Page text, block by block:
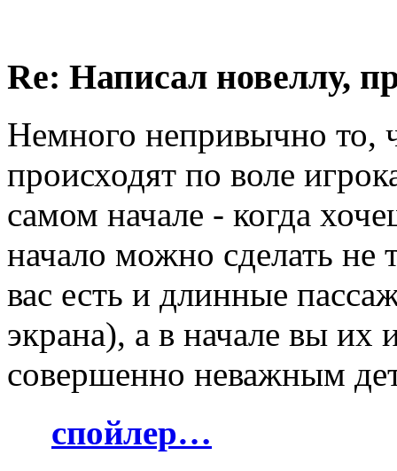
Re: Написал новеллу,
Немного непривычно то,
происходят по воле
самом начале - когда
начало можно сделать не
вас есть и длинные
экрана), а в начале вы их
совершенно неважным
спойлер…